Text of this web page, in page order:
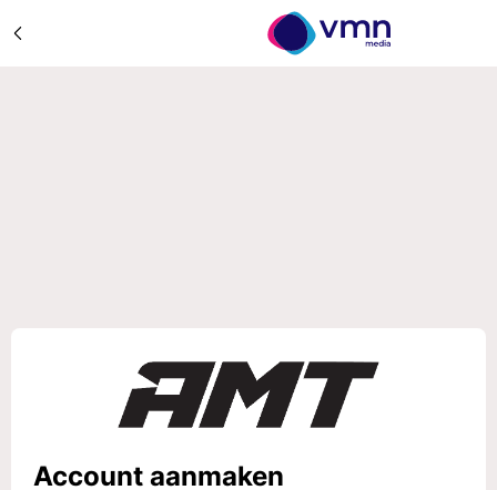
Account aanmaken